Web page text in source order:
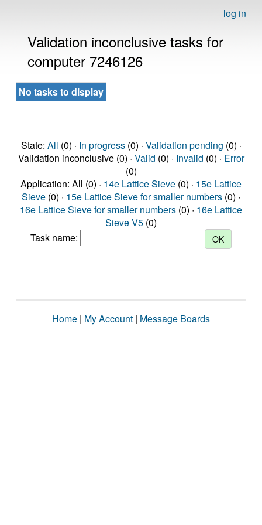
log in
Validation inconclusive tasks for
computer 7246126
No tasks to display
State: All (0) · In progress(0) · Validation pending (0) ·
Validation inconclusive (0) · Valid (0) · Invalid (0) · Error
(0)
Application: All (0) · 14e Lattice Sieve (0) · 15e Lattice
Sieve (0) · 15e Lattice Sieve for smaller numbers (0) ·
16e Lattice Sieve for smaller numbers (0) · 16e Lattice
Sieve V5 (0)
Task name:
Home | My Account | Message Boards